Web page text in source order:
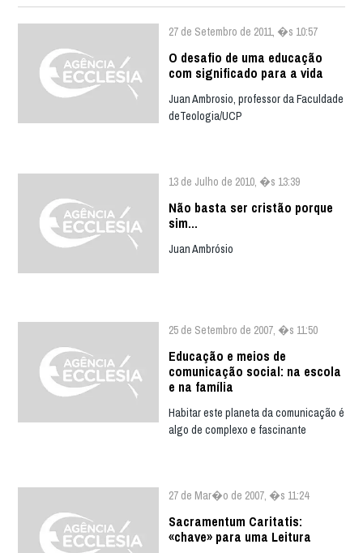
27 de Setembro de 2011, �s 10:57
O desafio de uma educação
com significado para a vida
Juan Ambrosio, professor da Faculdade
deTeologia/UCP
13 de Julho de 2010, �s 13:39
Não basta ser cristão porque
sim...
Juan Ambrósio
25 de Setembro de 2007, �s 11:50
Educação e meios de
comunicação social: na escola
e na família
Habitar este planeta da comunicação é
algo de complexo e fascinante
27 de Mar�o de 2007, �s 11:24
Sacramentum Caritatis:
«chave» para uma Leitura